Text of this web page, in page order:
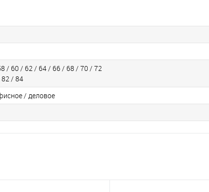
/ 60 / 62 / 64 / 66 / 68 / 70 / 72
/ 84
/ деловое